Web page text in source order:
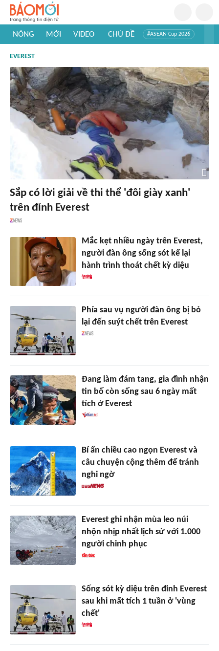
NÓNG MỚI VIDEO CHỦ ĐỀ #ASEAN Cup 2026
#Khám phá thế giới
EVEREST
Sắp có lời giải về thi thể 'đôi giày xanh'
trên đỉnh Everest
Mắc kẹt nhiều ngày trên Everest,
người đàn ông sống sót kể lại
hành trình thoát chết kỳ diệu
Phía sau vụ người đàn ông bị bỏ
lại đến suýt chết trên Everest
Đang làm đám tang, gia đình nhận
tin bố còn sống sau 6 ngày mất
tích ở Everest
Bí ẩn chiều cao ngọn Everest và
câu chuyện cộng thêm để tránh
nghi ngờ
Everest ghi nhận mùa leo núi
nhộn nhịp nhất lịch sử với 1.000
người chinh phục
Sống sót kỳ diệu trên đỉnh Everest
sau khi mất tích 1 tuần ở 'vùng
chết'